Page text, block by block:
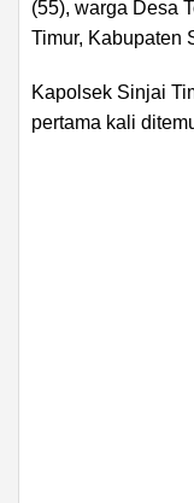
(55), warga Desa
Timur, Kabupaten
Kapolsek Sinjai
pertama kali